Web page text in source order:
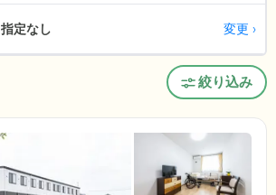
指定なし 変更
絞り込み